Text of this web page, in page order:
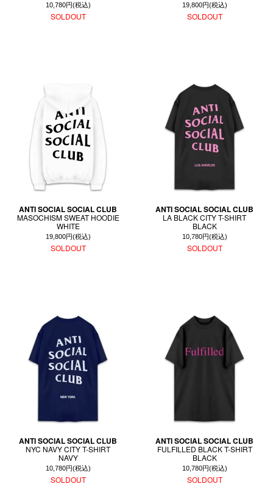
10,780円(税込)
SOLDOUT
19,800円(税込)
SOLDOUT
ANTI SOCIAL SOCIAL CLUB
MASOCHISM SWEAT HOODIE
WHITE
19,800円(税込)
SOLDOUT
ANTI SOCIAL SOCIAL CLUB
LA BLACK CITY T-SHIRT
BLACK
10,780円(税込)
SOLDOUT
ANTI SOCIAL SOCIAL CLUB
NYC NAVY CITY T-SHIRT
NAVY
10,780円(税込)
SOLDOUT
ANTI SOCIAL SOCIAL CLUB
FULFILLED BLACK T-SHIRT
BLACK
10,780円(税込)
SOLDOUT